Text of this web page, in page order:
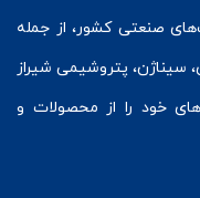
صنعتی کشور، از جمله
سیناژن، پتروشیمی شیراز
خود را از محصولات و